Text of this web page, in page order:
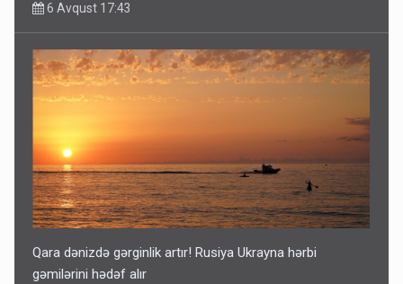
6 Avqust 17:43
Qara dənizdə gərginlik artır! Rusiya Ukrayna hərbi
gəmilərini hədəf alır